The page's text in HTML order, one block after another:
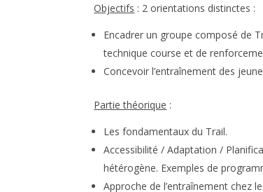
Objectifs : 2 orientations distinctes :
Encadrer un groupe composé de
technique course et de
Concevoir l’entraînement des
Partie théorique :
Les fondamentaux du Trail.
Accessibilité / Adaptation /
hétérogène. Exemples de
Approche de l’entraînement chez